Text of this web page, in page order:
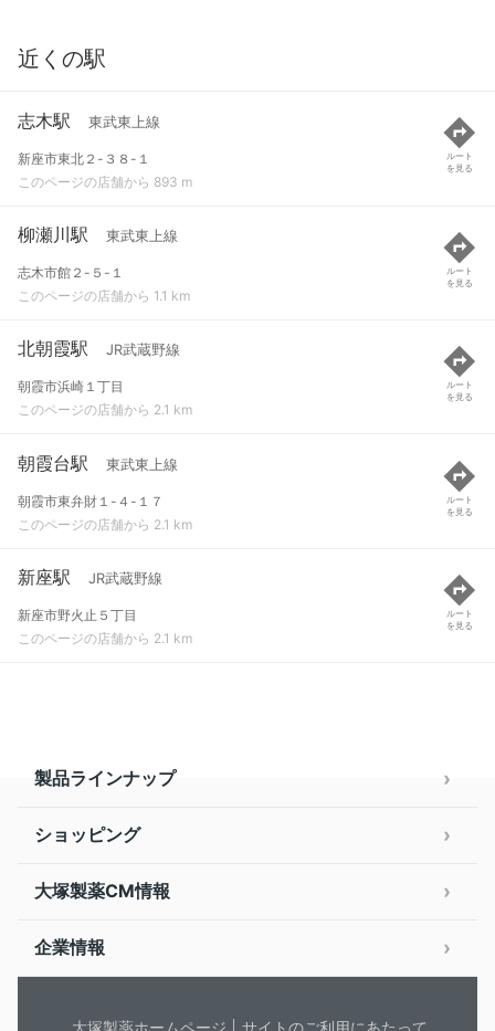
近くの駅
志木駅 東武東上線
新座市東北２-３８-１
このページの店舗から 893 m
ルート
を見る
柳瀬川駅 東武東上線
志木市館２-５-１
このページの店舗から 1.1 km
ルート
を見る
北朝霞駅 JR武蔵野線
朝霞市浜崎１丁目
このページの店舗から 2.1 km
ルート
を見る
朝霞台駅 東武東上線
朝霞市東弁財１-４-１７
このページの店舗から 2.1 km
ルート
を見る
新座駅 JR武蔵野線
新座市野火止５丁目
このページの店舗から 2.1 km
ルート
を見る
製品ラインナップ
ショッピング
大塚製薬CM情報
企業情報